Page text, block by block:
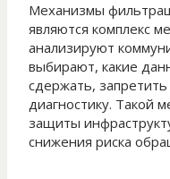
Механизмы
являются комплекс
анализируют
выбирают, какие
сдержать,
диагностику. Такой
защиты
снижения риска